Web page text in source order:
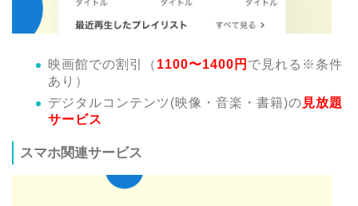
映画館での割引（ 1100〜1400円 で見れる※条件
あり）
デジタルコンテンツ(映像・音楽・書籍)の 見放題
サービス
スマホ関連サービス